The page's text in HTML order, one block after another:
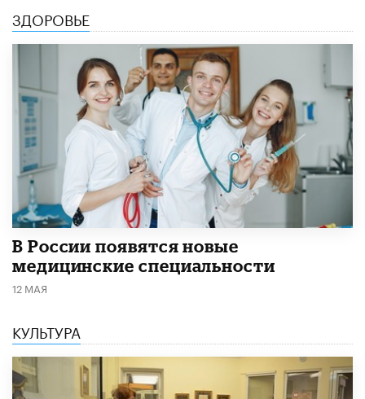
ЗДОРОВЬЕ
В России появятся новые
медицинские специальности
12 МАЯ
КУЛЬТУРА